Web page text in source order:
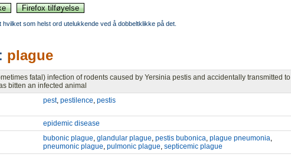
som helst ord utelukkende ved å dobbeltklikke på det.
plague
fatal) infection of rodents caused by Yersinia pestis and accidentally transmitted to
bitten an infected animal
pest, pestilence, pestis
epidemic disease
bubonic plague, glandular plague, pestis bubonica, plague pneumonia,
pneumonic plague, pulmonic plague, septicemic plague